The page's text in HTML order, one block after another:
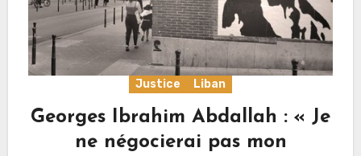
Justice Liban
Georges Ibrahim Abdallah : « Je
ne négocierai pas mon